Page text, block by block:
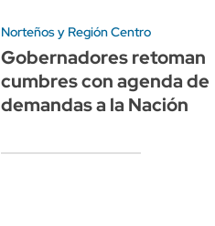
Norteños y Región Centro
Gobernadores retoman
cumbres con agenda de
demandas a la Nación